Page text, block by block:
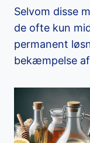
Selvom disse
de ofte kun
permanent
bekæmpelse